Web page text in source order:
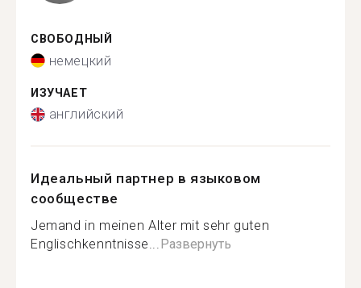
СВОБОДНЫЙ
немецкий
ИЗУЧАЕТ
английский
Идеальный партнер в языковом
сообществе
Jemand in meinen Alter mit sehr guten
Englischkenntnisse...Развернуть